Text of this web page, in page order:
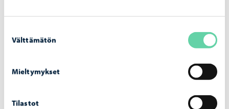
valinta
Välttämätön
Mieltymykset
Tilastot
ruokasuosituksiin. Suunnittelussa on huomioitu eri
ravitsemuksessa keskeistä on säännöllinen ruokarytmi,
ruokamäärä. Kouluissa tarjoamme myös maksuttoman